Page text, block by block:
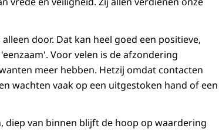
door. Dat kan heel goed een positieve,
Voor velen is de afzondering
meer hebben. Hetzij omdat contacten
wachten vaak op een uitgestoken hand of een
diep van binnen blijft de hoop op waardering